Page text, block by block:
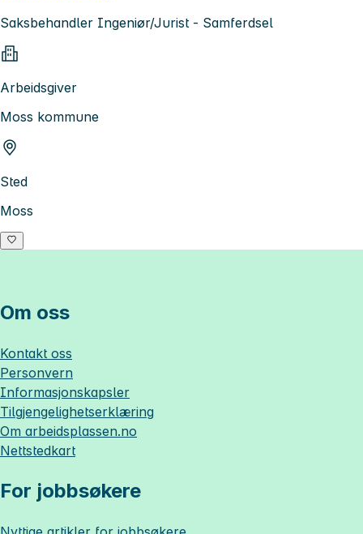
Saksbehandler Ingeniør/Jurist - Samferdsel
Arbeidsgiver
Moss kommune
Sted
Moss
Om oss
Kontakt oss
Personvern
Informasjonskapsler
Tilgjengelighetserklæring
Om arbeidsplassen.no
Nettstedkart
For jobbsøkere